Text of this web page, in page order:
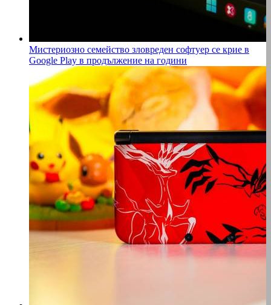
Мистериозно семейство зловреден софтуер се крие в
Google Play в продължение на години